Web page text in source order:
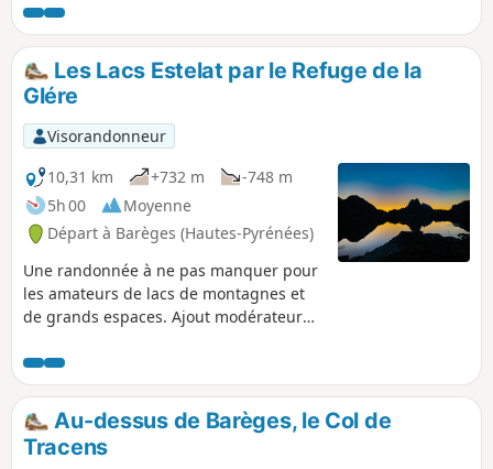
ensuite de lacs en lacs, sur les prairies
d'un cirque d'altitude.
Les Lacs Estelat par le Refuge de la
Glére
Visorandonneur
10,31 km
+732 m
-748 m
5h 00
Moyenne
Départ à Barèges (Hautes-Pyrénées)
Une randonnée à ne pas manquer pour
les amateurs de lacs de montagnes et
de grands espaces. Ajout modérateur
changé. Il est maintenant au niveau du
restaurant Chez Louisette et la
randonnée est donc rallongée. Voir les
commentaires en bas de cette fiche
Au-dessus de Barèges, le Col de
Tracens